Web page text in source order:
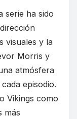
serie ha sido
visuales y la
Morris y
atmósfera
episodio.
Vikings como
más